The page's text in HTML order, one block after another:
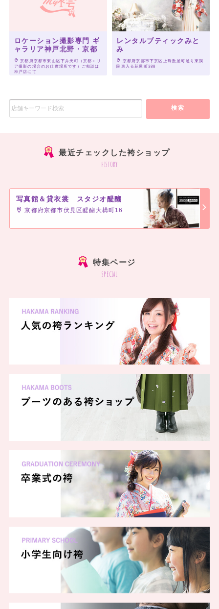
ロケーション撮影専門 ギ
ャラリア神戸北野・京都
京都府京都市東山区下弁天町（京都エリ
ア撮影の場合のお仕度場所です）ご相談は
神戸店にて
レンタルブティックみと
み
京都府京都市下京区上珠数屋町通り東洞
院東入る花屋町388
検索
最近チェックした袴ショップ
history
写真館＆貸衣裳 スタジオ醍醐
京都府京都市伏見区醍醐大構町16
特集ページ
special